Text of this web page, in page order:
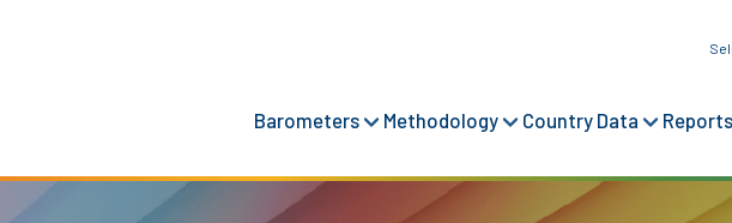
Barometers Methodology Country Data